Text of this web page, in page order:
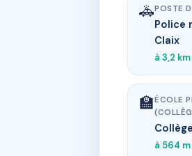
🚓POSTE
Police
Claix
à 3,2
🏫ÉCOLE
à 564 m